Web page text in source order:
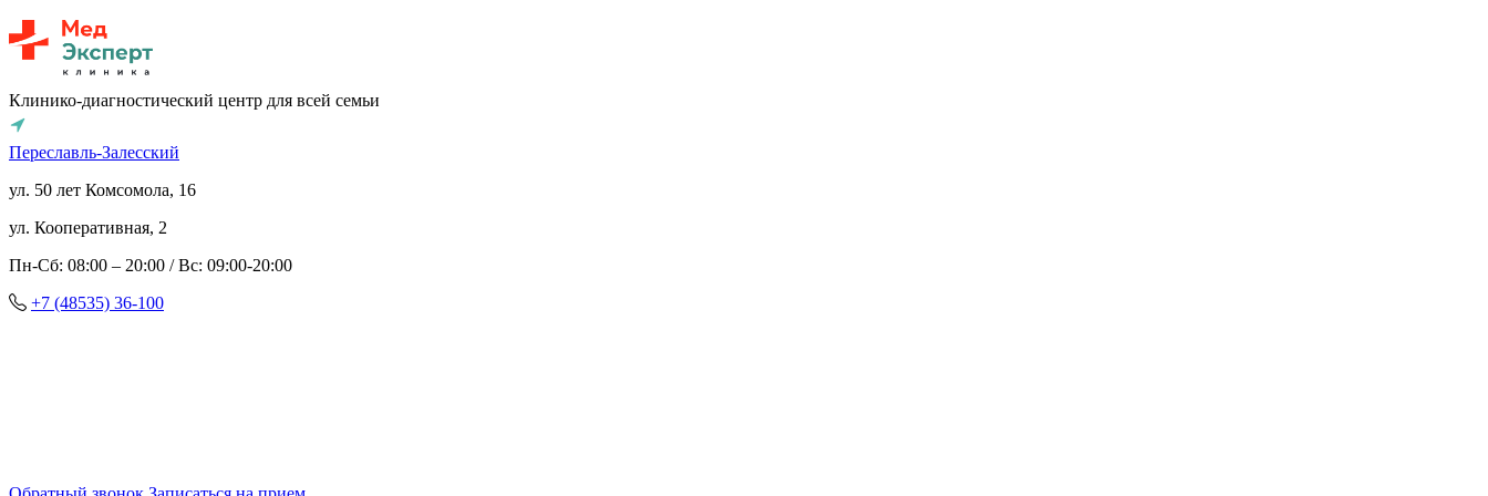
Клинико-диагностический центр для всей семьи
Переславль-Залесский
ул. 50 лет Комсомола, 16
ул. Кооперативная, 2
Пн-Сб: 08:00 – 20:00 / Вс: 09:00-20:00
+7 (48535) 36-100